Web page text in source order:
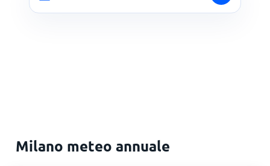
Milano meteo annuale